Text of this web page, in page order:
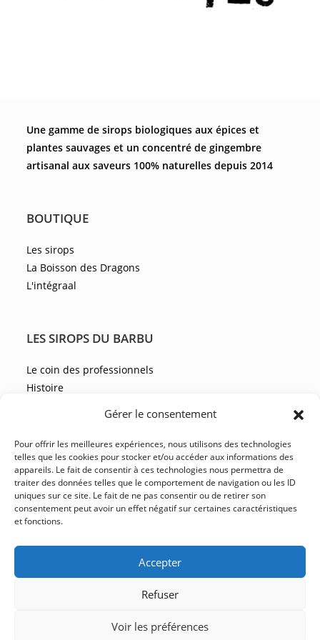
Gérer le consentement
Pour offrir les meilleures expériences, nous utilisons des technologies
telles que les cookies pour stocker et/ou accéder aux informations des
appareils. Le fait de consentir à ces technologies nous permettra de
traiter des données telles que le comportement de navigation ou les ID
uniques sur ce site. Le fait de ne pas consentir ou de retirer son
consentement peut avoir un effet négatif sur certaines caractéristiques
et fonctions.
Accepter
Refuser
Voir les préférences
Une gamme de sirops biologiques aux épices et
plantes sauvages et un concentré de gingembre
artisanal aux saveurs 100% naturelles depuis 2014
BOUTIQUE
Les sirops
La Boisson des Dragons
L'intégraal
LES SIROPS DU BARBU
Le coin des professionnels
Histoire
NOUS CONTACTER
FAQ
CGV
Mentions légales
Politique de confidentialité